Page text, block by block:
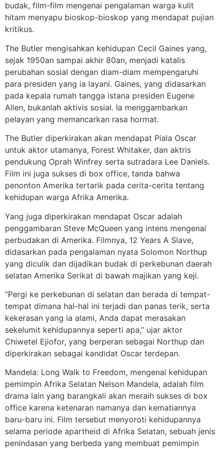
budak, film-film mengenai pengalaman warga kulit
hitam menyapu bioskop-bioskop yang mendapat pujian
kritikus.
The Butler mengisahkan kehidupan Cecil Gaines yang,
sejak 1950an sampai akhir 80an, menjadi katalis
perubahan sosial dengan diam-diam mempengaruhi
para presiden yang ia layani. Gaines, yang didasarkan
pada kepala rumah tangga istana presiden Eugene
Allen, bukanlah aktivis sosial. Ia menggambarkan
pelayan yang memancarkan rasa hormat.
The Butler diperkirakan akan mendapat Piala Oscar
untuk aktor utamanya, Forest Whitaker, dan aktris
pendukung Oprah Winfrey serta sutradara Lee Daniels.
Film ini juga sukses di box office, tanda bahwa
penonton Amerika tertarik pada cerita-cerita tentang
kehidupan warga Afrika Amerika.
Yang juga diperkirakan mendapat Oscar adalah
penggambaran Steve McQueen yang intens mengenai
perbudakan di Amerika. Filmnya, 12 Years A Slave,
didasarkan pada pengalaman nyata Solomon Northup
yang diculik dan dijadikan budak di perkebunan daerah
selatan Amerika Serikat di bawah majikan yang keji.
“Pergi ke perkebunan di selatan dan berada di tempat-
tempat dimana hal-hal ini terjadi dan panas terik, serta
kekerasan yang ia alami, Anda dapat merasakan
sekelumit kehidupannya seperti apa,” ujar aktor
Chiwetel Ejiofor, yang berperan sebagai Northup dan
diperkirakan sebagai kandidat Oscar terdepan.
Mandela: Long Walk to Freedom, mengenai kehidupan
pemimpin Afrika Selatan Nelson Mandela, adalah film
drama lain yang barangkali akan meraih sukses di box
office karena ketenaran namanya dan kematiannya
baru-baru ini. Film tersebut menyoroti kehidupannya
selama periode apartheid di Afrika Selatan, sebuah jenis
penindasan yang berbeda yang membuat pemimpin